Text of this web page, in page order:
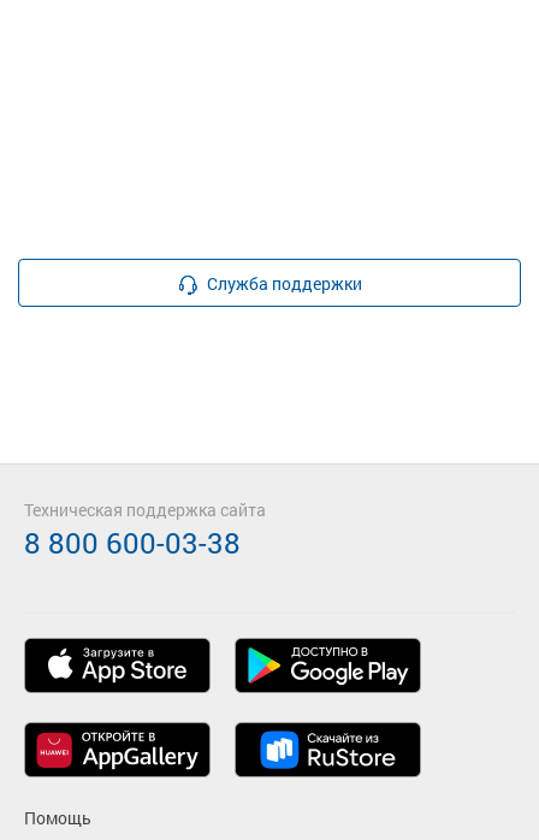
Служба поддержки
Помощь
Техническая поддержка сайта
8 800 600-03-38